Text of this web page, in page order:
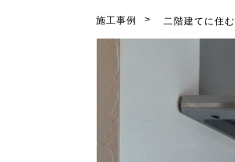
施工事例 二階建てに住む